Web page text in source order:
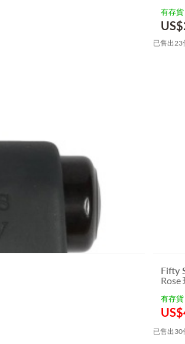
有存貨
US$
已售出23
Fifty
Rose
有存貨
US$
已售出30